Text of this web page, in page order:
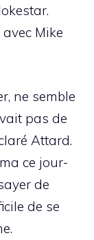
Mike
ne semble
pas de
Attard.
ce jour-
de
de se